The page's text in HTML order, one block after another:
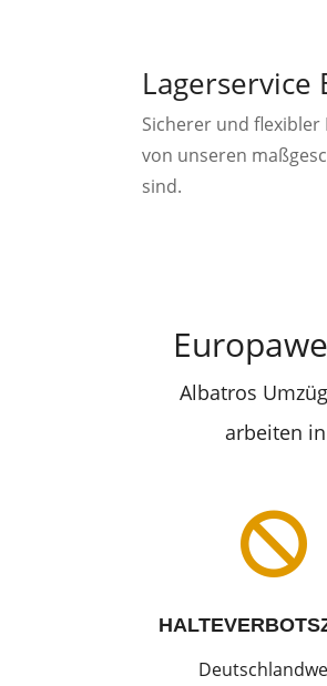
Sicherer und
von unseren
sind.
Albatros
arbeiten
